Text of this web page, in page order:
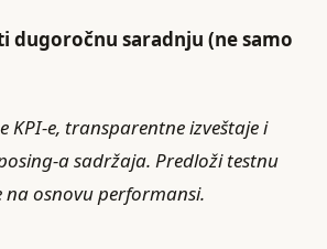
dugoročnu saradnju (ne samo
KPI-e, transparentne izveštaje i
a sadržaja. Predloži testnu
osnovu performansi.